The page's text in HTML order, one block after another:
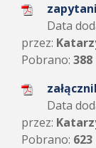
Data
przez:
Pobrano: 388
Data
przez:
Pobrano: 623